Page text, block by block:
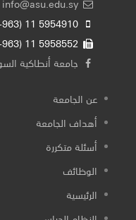
جامعة أنطاكية
عن الجامعة
أهداف الجامعة
أسئلة متكررة
الوظائف
الرئيسية